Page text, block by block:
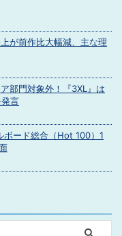
が前作比大幅減、主な理
部門対象外！『3XL』は
言
ボード総合（Hot 100）1